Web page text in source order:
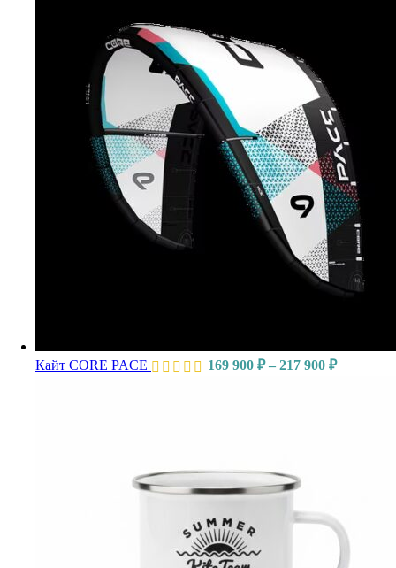
Кайт CORE PACE 169 900 ₽ – 217 900 ₽